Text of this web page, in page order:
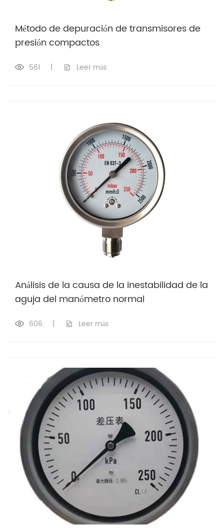
Método de depuración de transmisores de
presión compactos
561 | Leer más
Análisis de la causa de la inestabilidad de la
aguja del manómetro normal
606 | Leer más